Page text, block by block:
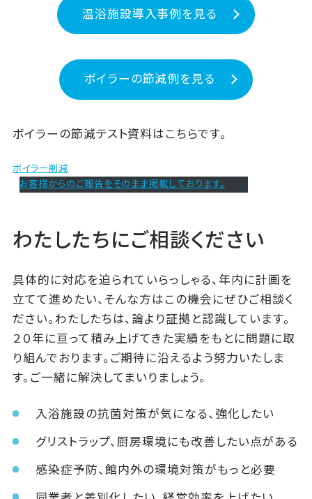
温浴施設導入事例を見る
ボイラーの節減例を見る
ボイラーの節減テスト資料はこちらです。
ボイラー削減
お客様からのご報告をそのまま掲載しております。
わたしたちにご相談ください
具体的に対応を迫られていらっしゃる、年内に計画を
立てて進めたい、そんな方はこの機会にぜひご相談く
ださい。わたしたちは、論より証拠と認識しています。
２０年に亘って積み上げてきた実績をもとに問題に取
り組んでおります。ご期待に沿えるよう努力いたしま
す。ご一緒に解決してまいりましょう。
入浴施設の抗菌対策が気になる、強化したい
グリストラップ、厨房環境にも改善したい点がある
感染症予防、館内外の環境対策がもっと必要